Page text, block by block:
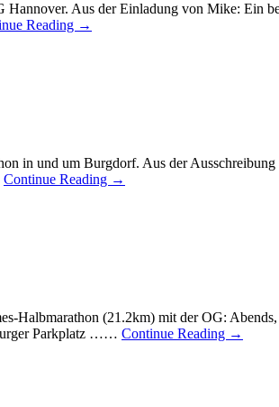
Aus der Einladung von Mike: Ein
Reading →
in und um Burgdorf. Aus der
Continue Reading →
Halbmarathon (21.2km) mit der OG:
Parkplatz …… Continue Reading →